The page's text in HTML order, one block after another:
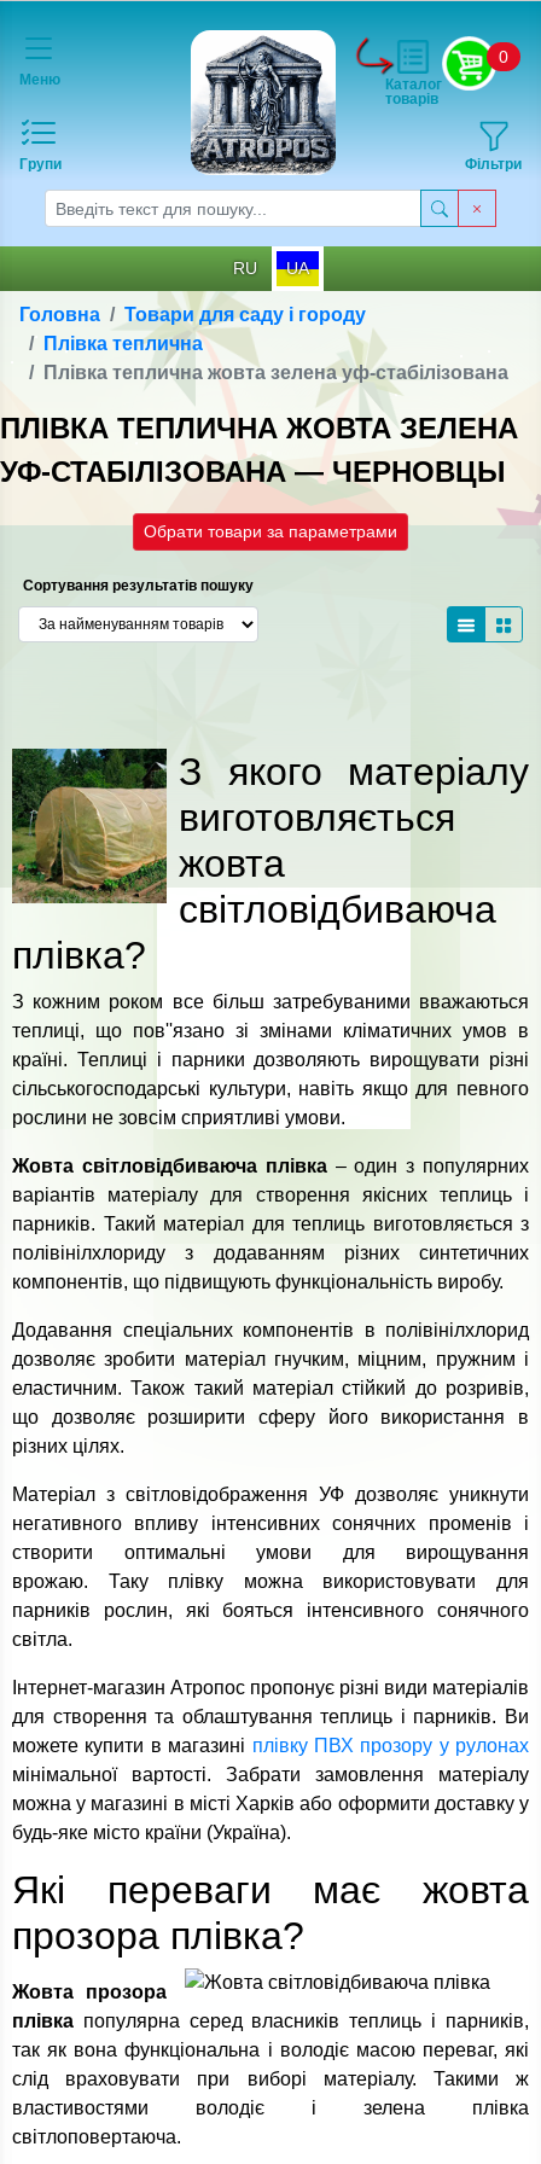
Меню
Групи
0
Фільтри
Каталог
товарів
RU UA
Головна
Товари для саду і городу
Плівка теплична
Плівка теплична жовта зелена уф-стабілізована
ПЛІВКА ТЕПЛИЧНА ЖОВТА ЗЕЛЕНА
УФ-СТАБІЛІЗОВАНА — ЧЕРНОВЦЫ
Обрати товари за параметрами
Сортування результатів пошуку
З якого матеріалу
виготовляється
жовта
світловідбиваюча
плівка?
З кожним роком все більш затребуваними вважаються
теплиці, що пов''язано зі змінами кліматичних умов в
країні. Теплиці і парники дозволяють вирощувати різні
сільськогосподарські культури, навіть якщо для певного
рослини не зовсім сприятливі умови.
Жовта світловідбиваюча плівка– один з популярних
варіантів матеріалу для створення якісних теплиць і
парників. Такий матеріал для теплиць виготовляється з
полівінілхлориду з додаванням різних синтетичних
компонентів, що підвищують функціональність виробу.
Додавання спеціальних компонентів в полівінілхлорид
дозволяє зробити матеріал гнучким, міцним, пружним і
еластичним. Також такий матеріал стійкий до розривів,
що дозволяє розширити сферу його використання в
різних цілях.
Матеріал з світловідображення УФ дозволяє уникнути
негативного впливу інтенсивних сонячних променів і
створити оптимальні умови для вирощування
врожаю. Таку плівку можна використовувати для
парників рослин, які бояться інтенсивного сонячного
світла.
Інтернет-магазин Атропос пропонує різні види матеріалів
для створення та облаштування теплиць і парників. Ви
можете купити в магазині плівку ПВХ прозору у рулонах
мінімальної вартості. Забрати замовлення матеріалу
можна у магазині в місті Харків або оформити доставку у
будь-яке місто країни (Україна).
Які переваги має жовта
прозора плівка?
Жовта прозора
плівка популярна серед власників теплиць і парників,
так як вона функціональна і володіє масою переваг, які
слід враховувати при виборі матеріалу. Такими ж
властивостями володіє і зелена плівка
світлоповертаюча.